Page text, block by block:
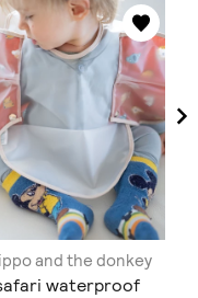
and the donkey
waterproof